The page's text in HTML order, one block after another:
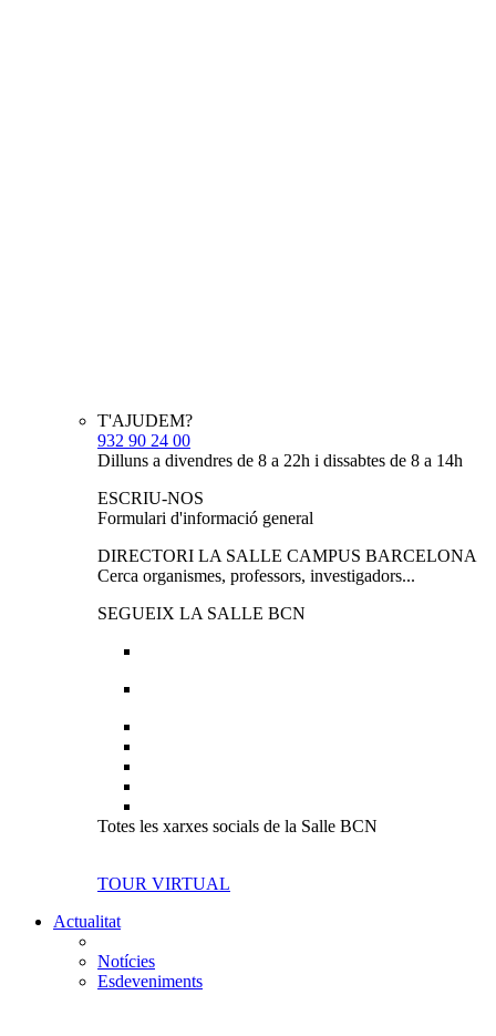
T'AJUDEM?
932 90 24 00
Dilluns a divendres de 8 a 22h i dissabtes de 8 a 14h
ESCRIU-NOS
Formulari d'informació general
DIRECTORI LA SALLE CAMPUS BARCELONA
Cerca organismes, professors, investigadors...
SEGUEIX LA SALLE BCN
Totes les xarxes socials de la Salle BCN
TOUR VIRTUAL
Actualitat
Notícies
Esdeveniments